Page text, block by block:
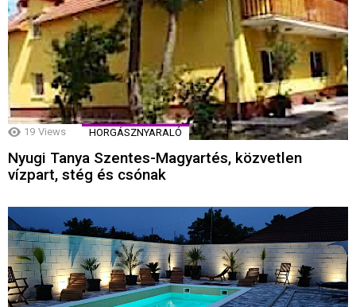
19 Views HORGÁSZNYARALÓ
Nyugi Tanya Szentes-Magyartés, közvetlen
vízpart, stég és csónak